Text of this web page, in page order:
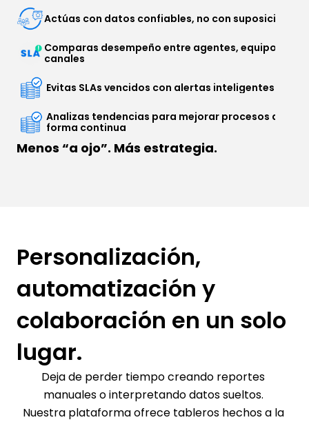
Actúas con datos confiables, no con suposiciones
Comparas desempeño entre agentes, equipos y
canales
Evitas SLAs vencidos con alertas inteligentes
Analizas tendencias para mejorar procesos de
forma continua
Menos “a ojo”. Más estrategia.
Personalización,
automatización y
colaboración en un solo
lugar.
Deja de perder tiempo creando reportes
manuales o interpretando datos sueltos.
Nuestra plataforma ofrece tableros hechos a la